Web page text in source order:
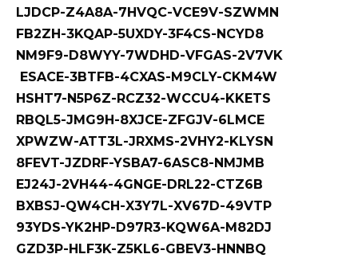
LJDCP-Z4A8A-7HVQC-VCE9V-SZWMN
FB2ZH-3KQAP-5UXDY-3F4CS-NCYD8
NM9F9-D8WYY-7WDHD-VFGAS-2V7VK
ESACE-3BTFB-4CXAS-M9CLY-CKM4W
HSHT7-N5P6Z-RCZ32-WCCU4-KKETS
RBQL5-JMG9H-8XJCE-ZFGJV-6LMCE
XPWZW-ATT3L-JRXMS-2VHY2-KLYSN
8FEVT-JZDRF-YSBA7-6ASC8-NMJMB
EJ24J-2VH44-4GNGE-DRL22-CTZ6B
BXBSJ-QW4CH-X3Y7L-XV67D-49VTP
93YDS-YK2HP-D97R3-KQW6A-M82DJ
GZD3P-HLF3K-Z5KL6-GBEV3-HNNBQ